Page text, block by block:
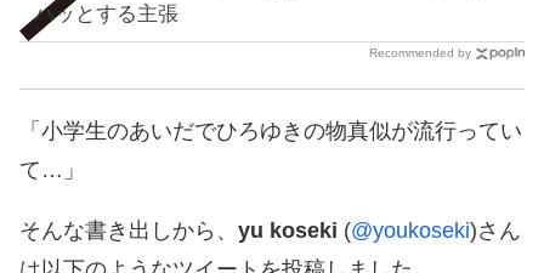
ハッとする主張
Recommended by
「小学生のあいだでひろゆきの物真似が流行ってい
て…」
そんな書き出しから、 yu koseki (@youkoseki)さん